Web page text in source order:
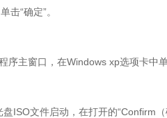
击“确定”。
主窗口，在Windows xp选项卡中单
ISO文件启动，在打开的“Confirm